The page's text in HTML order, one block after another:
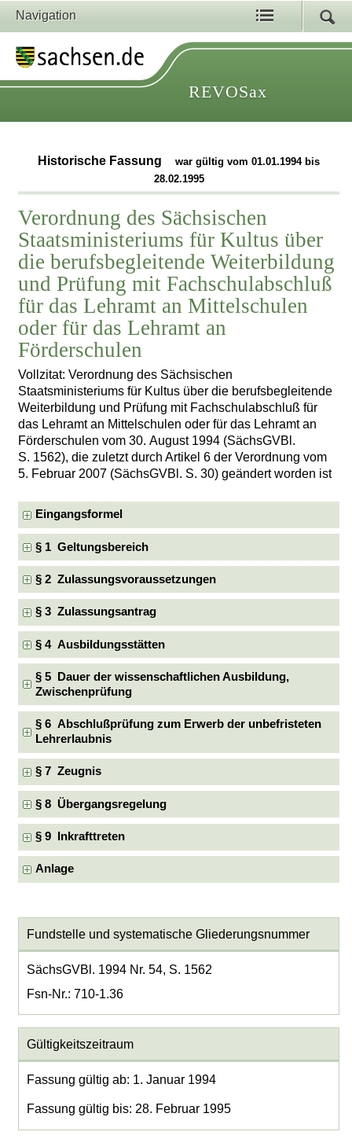
Navigation
REVOSax
Historische Fassung
war gültig vom 01.01.1994 bis
28.02.1995
Verordnung des Sächsischen
Staatsministeriums für Kultus über
die berufsbegleitende Weiterbildung
und Prüfung mit Fachschulabschluß
für das Lehramt an Mittelschulen
oder für das Lehramt an
Förderschulen
Vollzitat: Verordnung des Sächsischen
Staatsministeriums für Kultus über die berufsbegleitende
Weiterbildung und Prüfung mit Fachschulabschluß für
das Lehramt an Mittelschulen oder für das Lehramt an
Förderschulen vom 30. August 1994 (SächsGVBl.
S. 1562), die zuletzt durch Artikel 6 der Verordnung vom
5. Februar 2007 (SächsGVBl. S. 30) geändert worden ist
Eingangsformel
§ 1 Geltungsbereich
§ 2 Zulassungsvoraussetzungen
§ 3 Zulassungsantrag
§ 4 Ausbildungsstätten
§ 5 Dauer der wissenschaftlichen Ausbildung,
Zwischenprüfung
§ 6 Abschlußprüfung zum Erwerb der unbefristeten
Lehrerlaubnis
§ 7 Zeugnis
§ 8 Übergangsregelung
§ 9 Inkrafttreten
Anlage
Fundstelle und systematische Gliederungsnummer
SächsGVBl. 1994 Nr. 54, S. 1562
Fsn-Nr.: 710-1.36
Gültigkeitszeitraum
Fassung gültig ab: 1. Januar 1994
Fassung gültig bis: 28. Februar 1995